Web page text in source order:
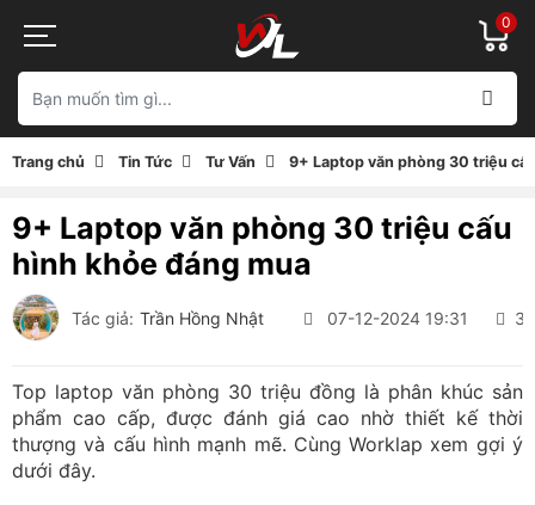
0
Trang chủ Tin Tức Tư Vấn 9+ Laptop văn phòng 30 triệu
9+ Laptop văn phòng 30 triệu cấu
hình khỏe đáng mua
Tác giả: Trần Hồng Nhật 07-12-2024 19:31
Top laptop văn phòng 30 triệu đồng là phân khúc sản
phẩm cao cấp, được đánh giá cao nhờ thiết kế thời
thượng và cấu hình mạnh mẽ. Cùng Worklap xem gợi ý
dưới đây.